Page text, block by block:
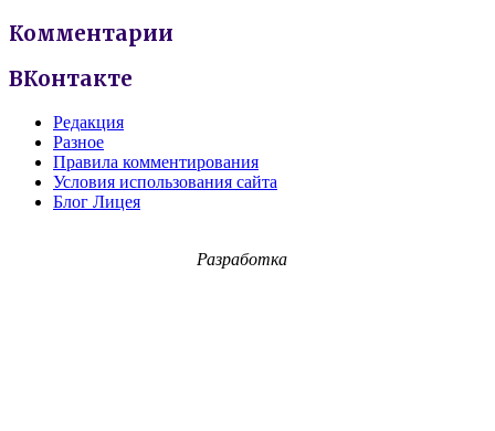
Комментарии
ВКонтакте
Редакция
Разное
Правила комментирования
Условия использования сайта
Блог Лицея
Разработка